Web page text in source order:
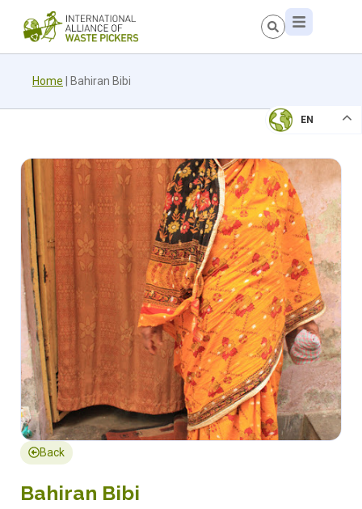
Home Bahiran Bibi
EN
Back
Bahiran Bibi